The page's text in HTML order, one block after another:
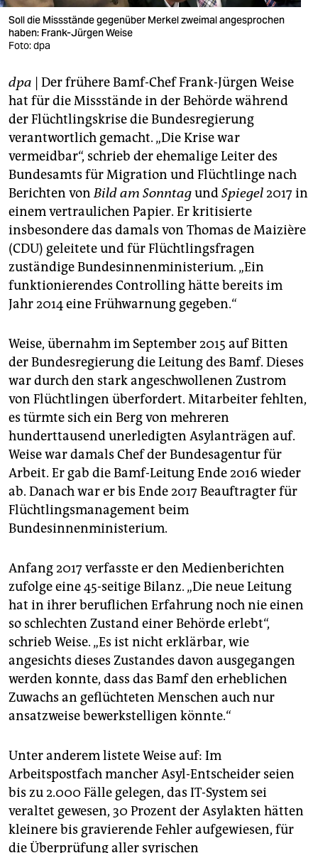
verlag
veranstaltungen
fragen & hilfe
unterstützen
genossenschaft
epaper login
Soll die Missstände gegenüber Merkel zweimal angesprochen
haben: Frank-Jürgen Weise
Foto: dpa
dpa | Der frühere Bamf-Chef Frank-Jürgen Weise
hat für die Missstände in der Behörde während
der Flüchtlingskrise die Bundesregierung
verantwortlich gemacht. „Die Krise war
vermeidbar“, schrieb der ehemalige Leiter des
Bundesamts für Migration und Flüchtlinge nach
Berichten vonBild am SonntagundSpiegel2017 in
einem vertraulichen Papier. Er kritisierte
insbesondere das damals von Thomas de Maizière
(CDU) geleitete und für Flüchtlingsfragen
zuständige Bundesinnenministerium. „Ein
funktionierendes Controlling hätte bereits im
Jahr 2014 eine Frühwarnung gegeben.“
Weise, übernahm im September 2015 auf Bitten
der Bundesregierung die Leitung des Bamf. Dieses
war durch den stark angeschwollenen Zustrom
von Flüchtlingen überfordert. Mitarbeiter fehlten,
es türmte sich ein Berg von mehreren
hunderttausend unerledigten Asylanträgen auf.
Weise war damals Chef der Bundesagentur für
Arbeit. Er gab die Bamf-Leitung Ende 2016 wieder
ab. Danach war er bis Ende 2017 Beauftragter für
Flüchtlingsmanagement beim
Bundesinnenministerium.
Anfang 2017 verfasste er den Medienberichten
zufolge eine 45-seitige Bilanz. „Die neue Leitung
hat in ihrer beruflichen Erfahrung noch nie einen
so schlechten Zustand einer Behörde erlebt“,
schrieb Weise. „Es ist nicht erklärbar, wie
angesichts dieses Zustandes davon ausgegangen
werden konnte, dass das Bamf den erheblichen
Zuwachs an geflüchteten Menschen auch nur
ansatzweise bewerkstelligen könnte.“
Unter anderem listete Weise auf: Im
Arbeitspostfach mancher Asyl-Entscheider seien
bis zu 2.000 Fälle gelegen, das IT-System sei
veraltet gewesen, 30 Prozent der Asylakten hätten
kleinere bis gravierende Fehler aufgewiesen, für
die Überprüfung aller syrischen